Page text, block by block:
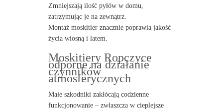
Zmniejszają ilość pyłów w domu,
zatrzymując je na zewnątrz.
Montaż moskitier znacznie poprawia jakość
życia wiosną i latem.
Moskitiery Ropczyce
odporne na działanie
czynników
atmosferycznych
Małe szkodniki zakłócają codzienne
funkcjonowanie – zwłaszcza w cieplejsze